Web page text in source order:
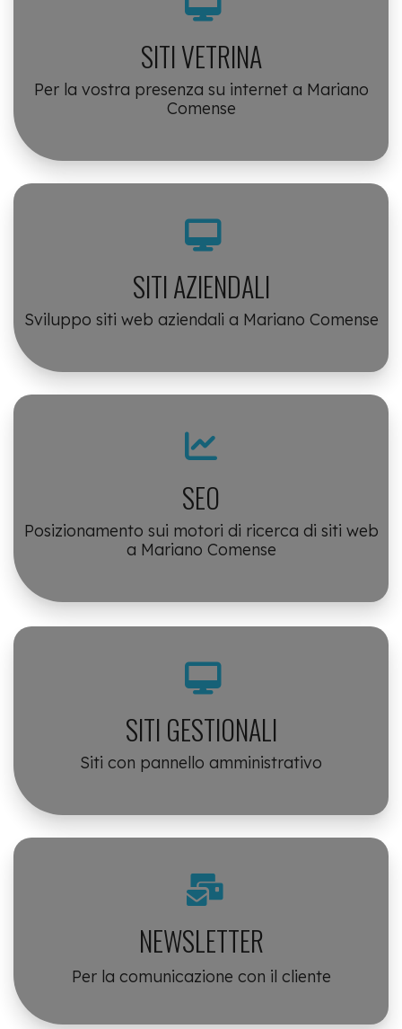
SITI VETRINA
Per la vostra presenza su internet a Mariano
Comense
SITI AZIENDALI
Sviluppo siti web aziendali a Mariano Comense
SEO
Posizionamento sui motori di ricerca di siti web
a Mariano Comense
SITI GESTIONALI
Siti con pannello amministrativo
NEWSLETTER
Per la comunicazione con il cliente